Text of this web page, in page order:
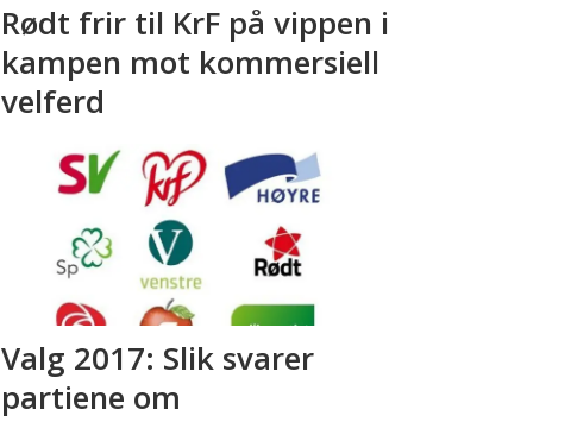
Rødt frir til KrF på vippen i
kampen mot kommersiell
velferd
Valg 2017: Slik svarer
partiene om